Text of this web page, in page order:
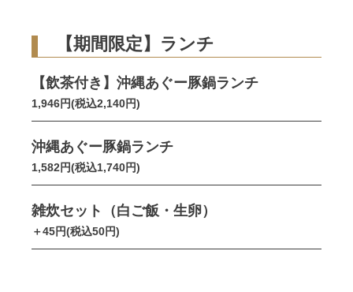
【期間限定】ランチ
【飲茶付き】沖縄あぐー豚鍋ランチ
1,946円(税込2,140円)
沖縄あぐー豚鍋ランチ
1,582円(税込1,740円)
雑炊セット（白ご飯・生卵）
＋45円(税込50円)